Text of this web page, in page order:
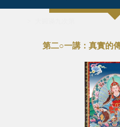
第二○一講：真實的